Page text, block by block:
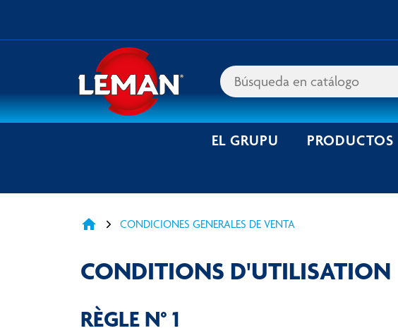
EL GRUPU PRODUCTOS
home CONDICIONES GENERALES DE VENTA
CONDITIONS D'UTILISATION
RÈGLE N° 1